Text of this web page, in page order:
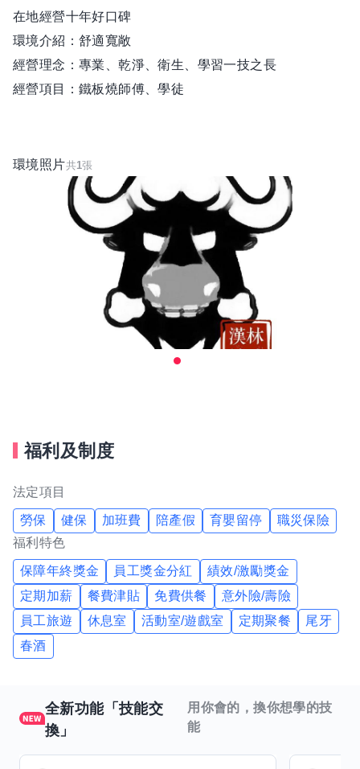
在地經營十年好口碑
環境介紹：舒適寬敞
經營理念：專業、乾淨、衛生、學習一技之長
經營項目：鐵板燒師傅、學徒
環境照片共1張
福利及制度
法定項目
勞保 健保 加班費 陪產假 育嬰留停
職災保險
福利特色
保障年終獎金 員工獎金分紅
績效/激勵獎金
定期加薪
餐費津貼 免費供餐
意外險/壽險
員工旅遊
休息室 活動室/遊戲室 定期聚餐
尾牙
春酒
全新功能「技能交
換」
用你會的，換你想學的技
能